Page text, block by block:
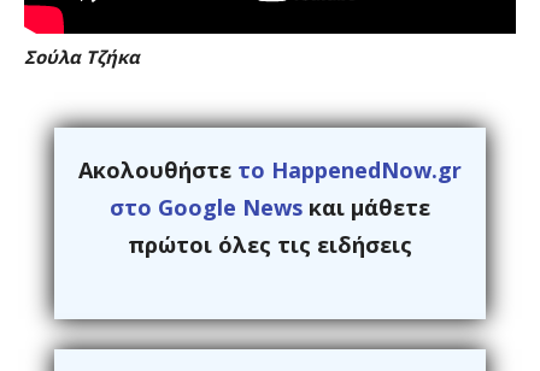
Σούλα Τζήκα
Ακολουθήστε το HappenedNow.gr
στο Google News και μάθετε
πρώτοι όλες τις ειδήσεις